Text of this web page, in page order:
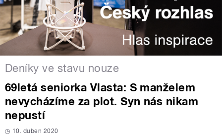
Deníky ve stavu nouze
69letá seniorka Vlasta: S manželem
nevycházíme za plot. Syn nás nikam
nepustí
10. duben 2020